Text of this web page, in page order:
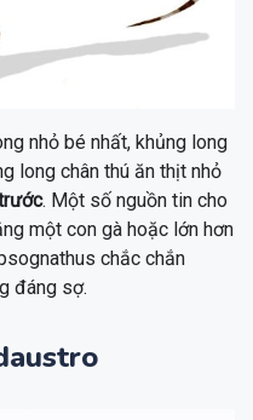
nhỏ bé nhất, khủng long
long chân thú ăn thịt nhỏ
. Một số nguồn tin cho
một con gà hoặc lớn hơn
chắc chắn
đáng sợ.